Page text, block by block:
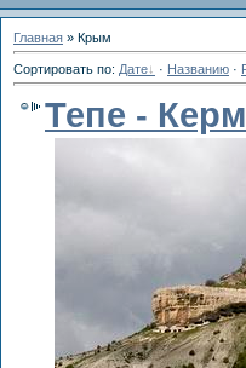
Главная » Крым
Сортировать по: Дате · Названию ·
Тепе -